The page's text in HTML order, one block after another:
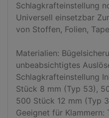
Schlagkrafteinstellung
Universell einsetzbar
von Stoffen, Folien,
Materialien:
unbeabsichtigtes
Schlagkrafteinstellung
Stück 8 mm (Typ 53),
500 Stück 12 mm (Typ
Geeignet für Klammern: